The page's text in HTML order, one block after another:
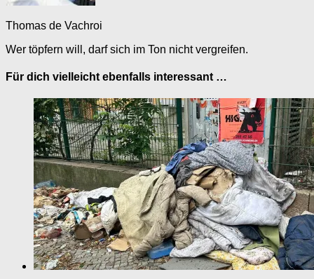
Thomas de Vachroi
Wer töpfern will, darf sich im Ton nicht vergreifen.
Für dich vielleicht ebenfalls interessant …